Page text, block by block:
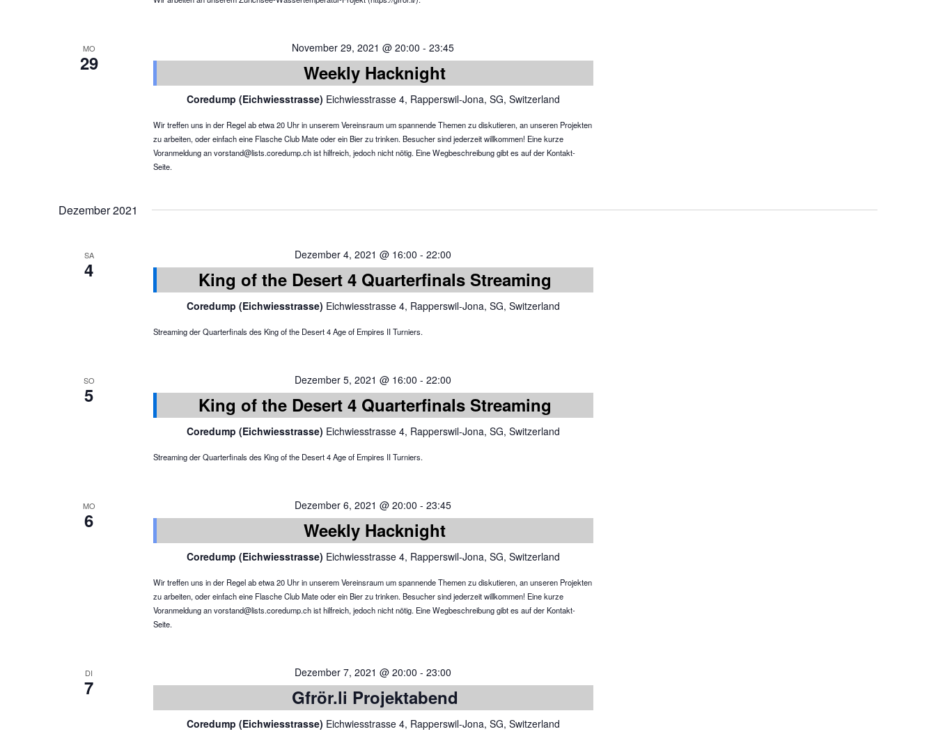
MO
29
November 29, 2021 @ 20:00 -23:45
Weekly Hacknight
Coredump (Eichwiesstrasse) Eichwiesstrasse 4, Rapperswil-Jona, SG, Switzerland
Wir treffen uns in der Regel ab etwa 20 Uhr in unserem Vereinsraum um spannende Themen zu diskutieren, an unseren Projekten
zu arbeiten, oder einfach eine Flasche Club Mate oder ein Bier zu trinken. Besucher sind jederzeit willkommen! Eine kurze
Voranmeldung an vorstand@lists.coredump.ch ist hilfreich, jedoch nicht nötig. Eine Wegbeschreibung gibt es auf der Kontakt-
Seite.
Dezember 2021
SA
4
Dezember 4, 2021 @ 16:00 -22:00
King of the Desert 4 Quarterfinals Streaming
Coredump (Eichwiesstrasse) Eichwiesstrasse 4, Rapperswil-Jona, SG, Switzerland
Streaming der Quarterfinals des King of the Desert 4 Age of Empires II Turniers.
SO
5
Dezember 5, 2021 @ 16:00 -22:00
King of the Desert 4 Quarterfinals Streaming
Coredump (Eichwiesstrasse) Eichwiesstrasse 4, Rapperswil-Jona, SG, Switzerland
Streaming der Quarterfinals des King of the Desert 4 Age of Empires II Turniers.
MO
6
Dezember 6, 2021 @ 20:00 -23:45
Weekly Hacknight
Coredump (Eichwiesstrasse) Eichwiesstrasse 4, Rapperswil-Jona, SG, Switzerland
Wir treffen uns in der Regel ab etwa 20 Uhr in unserem Vereinsraum um spannende Themen zu diskutieren, an unseren Projekten
zu arbeiten, oder einfach eine Flasche Club Mate oder ein Bier zu trinken. Besucher sind jederzeit willkommen! Eine kurze
Voranmeldung an vorstand@lists.coredump.ch ist hilfreich, jedoch nicht nötig. Eine Wegbeschreibung gibt es auf der Kontakt-
Seite.
DI
7
Dezember 7, 2021 @ 20:00 -23:00
Gfrör.li Projektabend
Coredump (Eichwiesstrasse) Eichwiesstrasse 4, Rapperswil-Jona, SG, Switzerland